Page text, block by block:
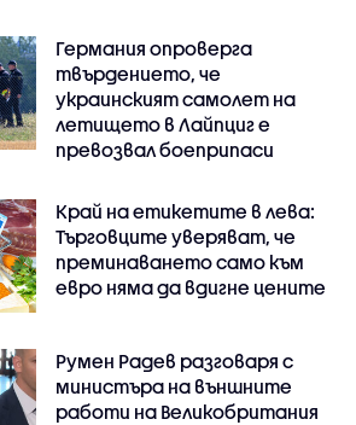
Германия опроверга
твърдението, че
украинският самолет на
летището в Лайпциг е
превозвал боеприпаси
Край на етикетите в лева:
Търговците уверяват, че
преминаването само към
евро няма да вдигне цените
Румен Радев разговаря с
министъра на външните
работи на Великобритания